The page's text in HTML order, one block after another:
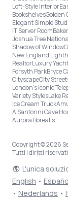
Loft-Style Interior
BookshelvesGolden
Elegant Simple
IT Server Room
Joshua Tree
Shadow of Window
New England
RealtorLuxury Yacht
Forsyth ParkBryce
CityscapeCity
London’s Iconic
Variety StylesLake
Ice Cream Truck
A Santorini Cave
Aurora Borealis
Copyright © 2026
Tutti i diritti
L'unica
English •
• Nederlands •